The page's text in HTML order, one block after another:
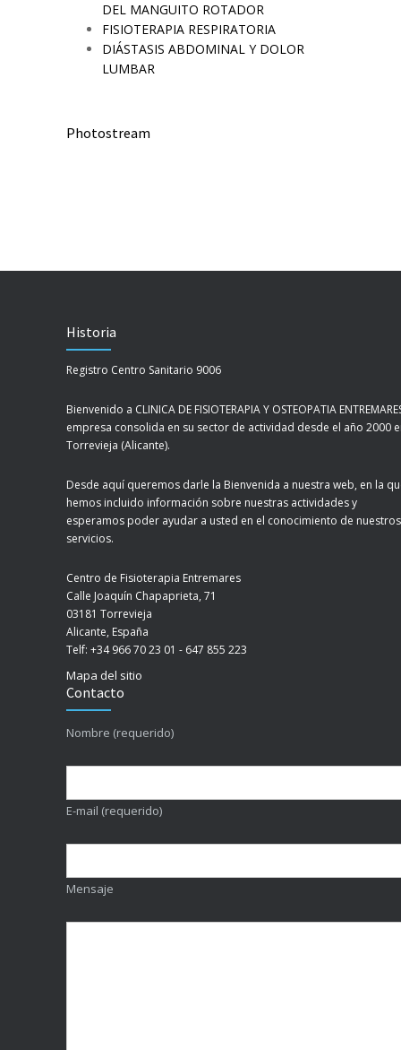
DEL MANGUITO ROTADOR
FISIOTERAPIA RESPIRATORIA
DIÁSTASIS ABDOMINAL Y DOLOR
LUMBAR
Photostream
Historia
Registro Centro Sanitario 9006
Bienvenido a CLINICA DE FISIOTERAPIA Y OSTEOPATIA
empresa consolida en su sector de actividad desde el año 2000
Torrevieja (Alicante).
Desde aquí queremos darle la Bienvenida a nuestra web, en la
hemos incluido información sobre nuestras actividades y
esperamos poder ayudar a usted en el conocimiento de nuestros
servicios.
Centro de Fisioterapia Entremares
Calle Joaquín Chapaprieta, 71
03181 Torrevieja
Alicante, España
Telf: +34 966 70 23 01 - 647 855 223
Mapa del sitio
Contacto
Nombre (requerido)
E-mail (requerido)
Mensaje